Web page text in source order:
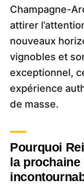
Champagne-
attirer
nouveaux
vignobles et
exceptionnel,
expérience
de masse.
Pourquoi
la